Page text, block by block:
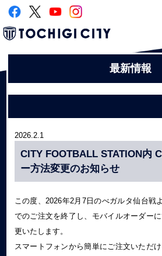
最新情報
2026.2.1
CITY FOOTBALL STATION内
ー方法変更のお知らせ
この度、2026年2月7日のべガルタ仙台戦
でのご注文を終了し、モバイルオーダー
更いたします。
スマートフォンから簡単にご注文いただ